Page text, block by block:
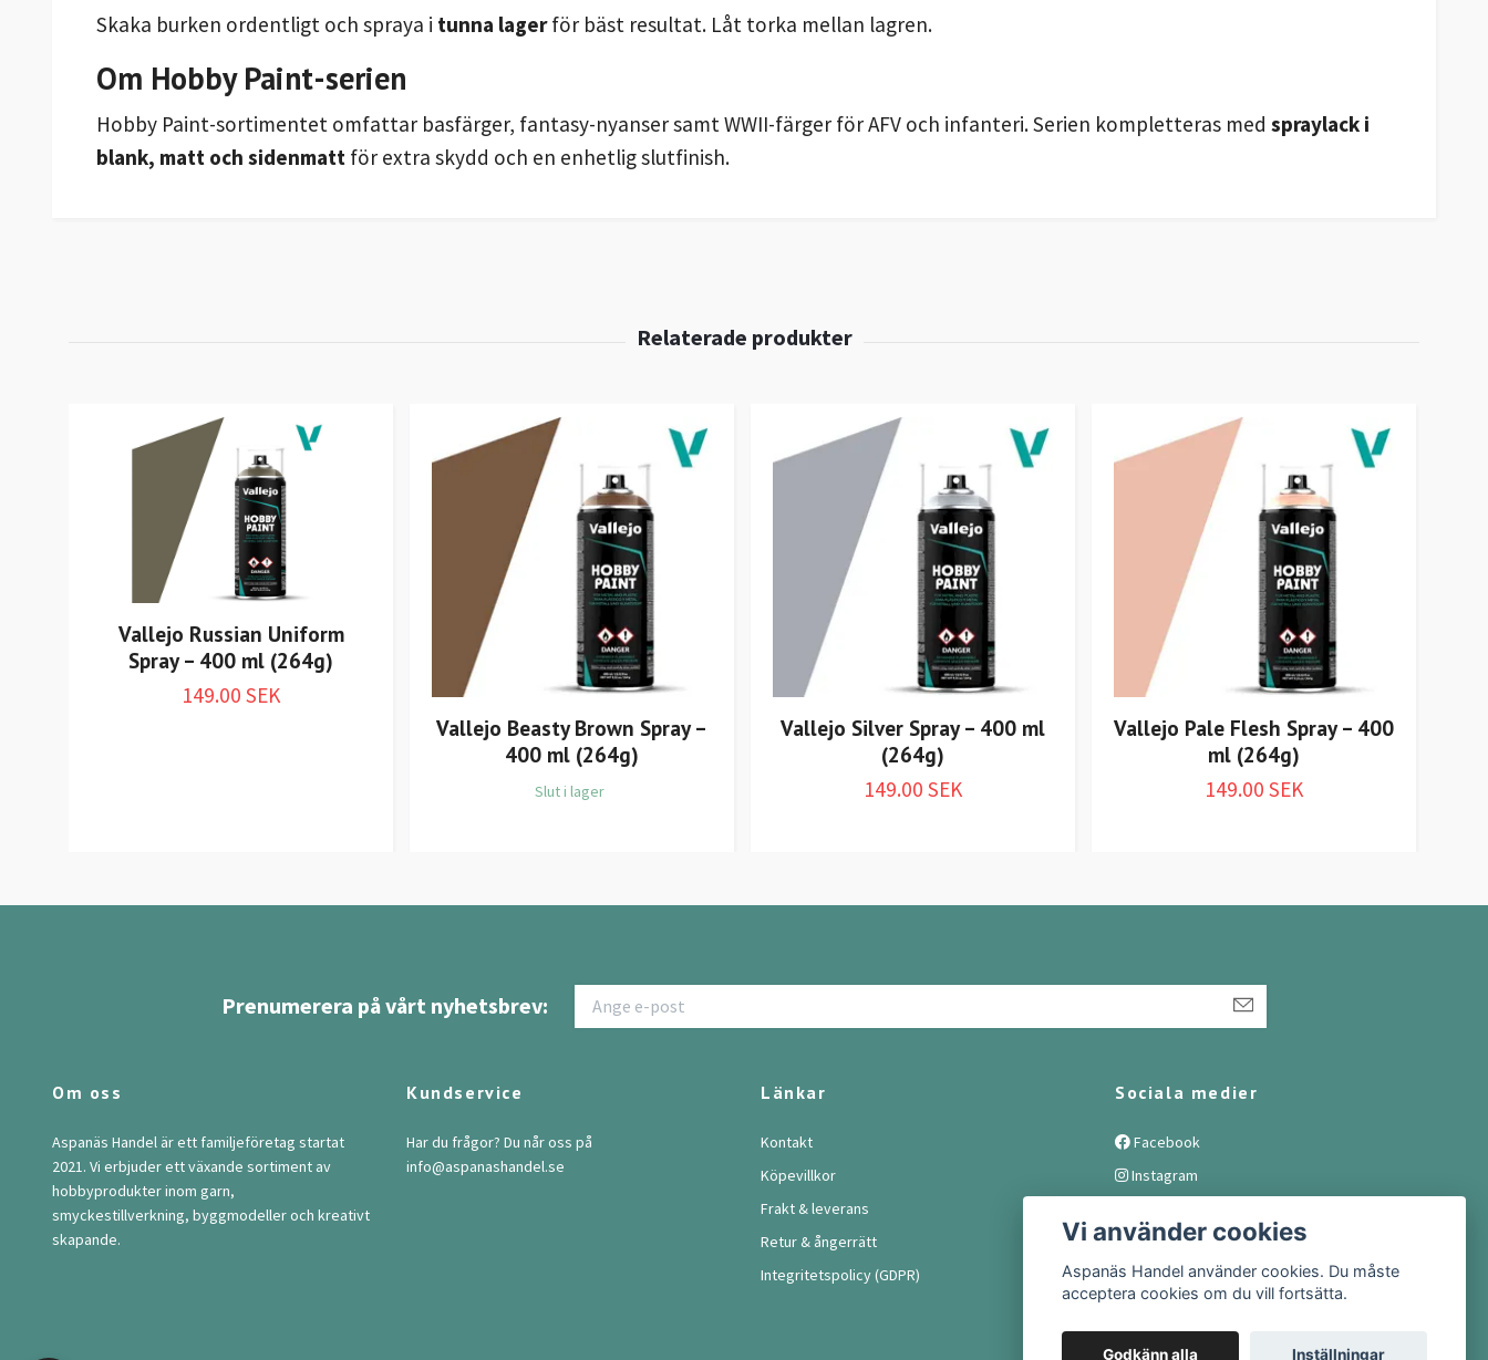
Skaka burken ordentligt och spraya i tunna lagerför bäst resultat. Låt torka mellan lagren.
Om Hobby Paint-serien
Hobby Paint-sortimentet omfattar basfärger, fantasy-nyanser samt WWII-färger för AFV och infanteri. Serien kompletteras med spraylack i
blank, matt och sidenmatt för extra skydd och en enhetlig slutfinish.
Vallejo Russian Uniform
Spray – 400 ml (264g)
149.00 SEK
Vallejo Beasty Brown Spray –
400 ml (264g)
Slut i lager
Vallejo Silver Spray – 400 ml
(264g)
149.00 SEK
Vallejo Pale Flesh Spray – 400
ml (264g)
149.00 SEK
Prenumerera på vårt nyhetsbrev:
Om oss
Aspanäs Handel är ett familjeföretag startat
2021. Vi erbjuder ett växande sortiment av
hobbyprodukter inom garn,
smyckestillverkning, byggmodeller och kreativt
skapande.
Kundservice
Har du frågor? Du når oss på
info@aspanashandel.se
Länkar
Kontakt
Köpevillkor
Frakt & leverans
Retur & ångerrätt
Integritetspolicy (GDPR)
Sociala medier
Facebook
Instagram
Vi använder cookies
Aspanäs Handel använder cookies. Du måste
acceptera cookies om du vill fortsätta.
Godkänn alla Inställningar